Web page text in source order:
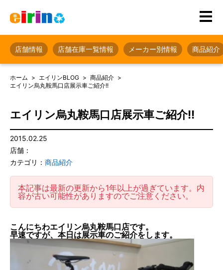
店舗情報 店舗在庫一覧情報 メーカー別情報 商品紹介
ホーム エイリンBLOG
商品紹介
エイリン烏丸鞍馬口店展示車ご紹介!!
エイリン烏丸鞍馬口店展示車ご紹介!!
2015.02.25
店舗：
カテゴリ： 商品紹介
本記事は最新の更新から1年以上が過ぎています。内
容が古い可能性がありますのでご注意ください。
こんにちわエイリン烏丸鞍馬口店です。
早速ですが、本日は展示車のご紹介をします。